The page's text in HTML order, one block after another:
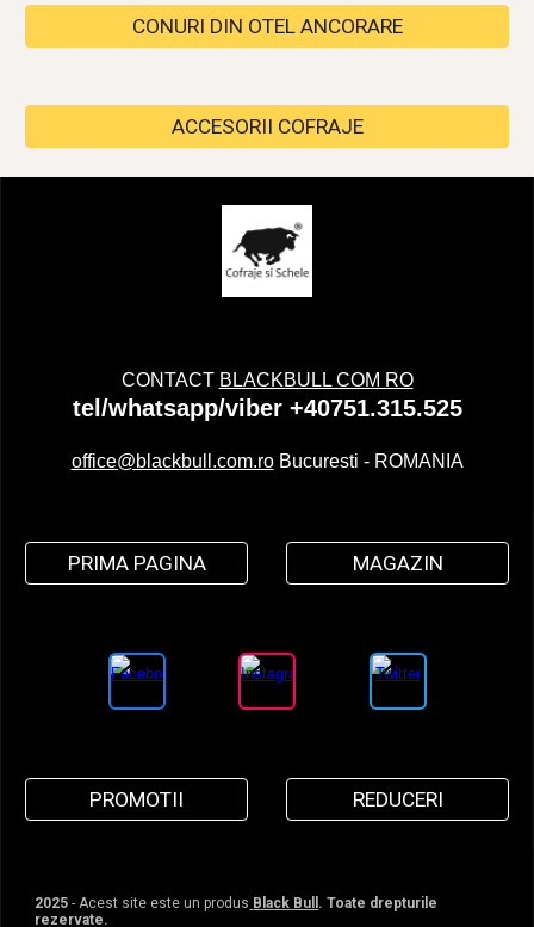
CONURI DIN OTEL ANCORARE
ACCESORII COFRAJE
CONTACT BLACKBULL COM RO
tel/whatsapp/viber +40751.315.525
office@blackbull.com.roBucuresti - ROMANIA
PRIMA PAGINA MAGAZIN
PROMOTII REDUCERI
2025 - Acest site este un produs Black Bull . Toate drepturile
rezervate.